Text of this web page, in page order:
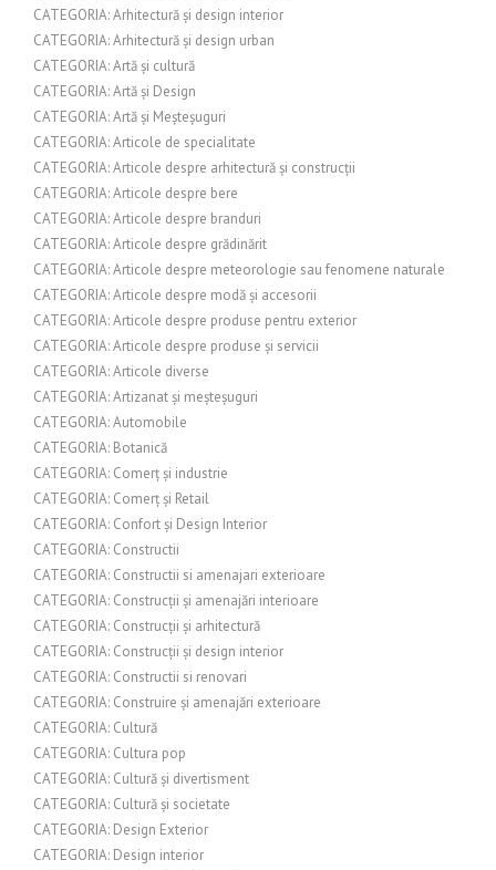
CATEGORIA: Arhitectură și design interior
CATEGORIA: Arhitectură și design urban
CATEGORIA: Artă și cultură
CATEGORIA: Artă și Design
CATEGORIA: Artă și Meșteșuguri
CATEGORIA: Articole de specialitate
CATEGORIA: Articole despre arhitectură și construcții
CATEGORIA: Articole despre bere
CATEGORIA: Articole despre branduri
CATEGORIA: Articole despre grădinărit
CATEGORIA: Articole despre meteorologie sau fenomene naturale
CATEGORIA: Articole despre modă și accesorii
CATEGORIA: Articole despre produse pentru exterior
CATEGORIA: Articole despre produse și servicii
CATEGORIA: Articole diverse
CATEGORIA: Artizanat și meșteșuguri
CATEGORIA: Automobile
CATEGORIA: Botanică
CATEGORIA: Comerț și industrie
CATEGORIA: Comerț și Retail
CATEGORIA: Confort și Design Interior
CATEGORIA: Constructii
CATEGORIA: Constructii si amenajari exterioare
CATEGORIA: Construcții și amenajări interioare
CATEGORIA: Construcții și arhitectură
CATEGORIA: Construcții și design interior
CATEGORIA: Constructii si renovari
CATEGORIA: Construire și amenajări exterioare
CATEGORIA: Cultură
CATEGORIA: Cultura pop
CATEGORIA: Cultură și divertisment
CATEGORIA: Cultură și societate
CATEGORIA: Design Exterior
CATEGORIA: Design interior